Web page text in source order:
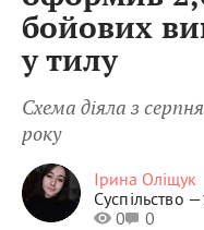
ЗакарпаттяШептицький
Вінниця
бойових
у тилу
Схема діяла з
року
Ірина Оліщук
Суспільство —
0
0